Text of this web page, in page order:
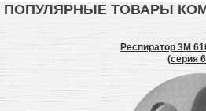
ПОПУЛЯРНЫЕ ТОВАРЫ
клеепереносящая
Респиратор 3M
(серия